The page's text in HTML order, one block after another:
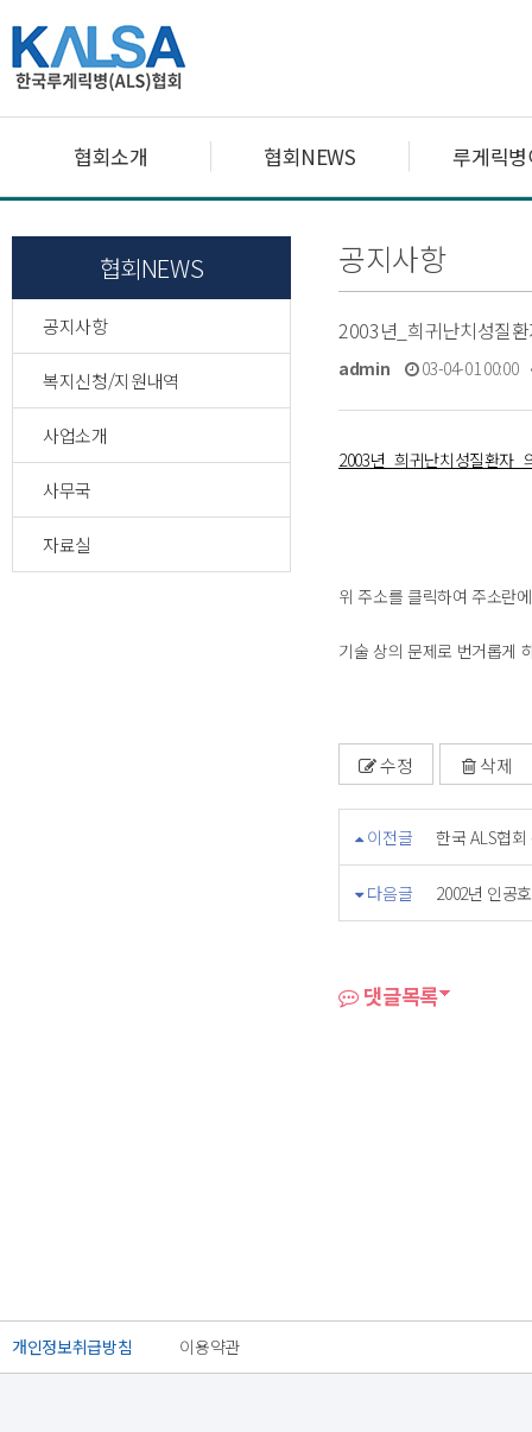
협회소개 협회NEWS 루게릭
협회NEWS
공지사항
복지신청/지원내역
사업소개
사무국
자료실
공지사항
2003년_희귀난치성질
admin 03-04-01 00:00
2003년_희귀난치성질환자
위 주소를 클릭하여 주소란
기술 상의 문제로 번거롭게
수정 삭제
이전글 한국 ALS협
다음글 2002년 인공
댓글목록
개인정보취급방침 이용약관